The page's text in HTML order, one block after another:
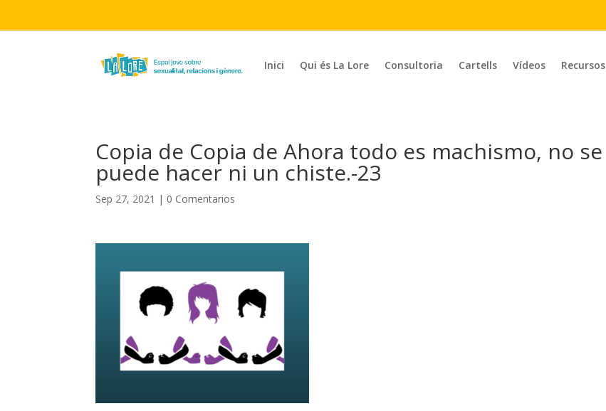
Inici Qui és La Lore Consultoria Cartells Vídeos Recursos
Copia de Copia de Ahora todo es machismo, no se
puede hacer ni un chiste.-23
Sep 27, 2021 | 0 Comentarios